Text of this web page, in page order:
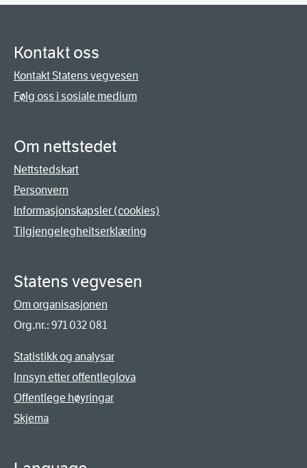
Kontakt oss
Kontakt Statens vegvesen
Følg oss i sosiale medium
Om nettstedet
Nettstedskart
Personvern
Informasjonskapsler (cookies)
Tilgjengelegheitserklæring
Statens vegvesen
Om organisasjonen
Org.nr.: 971 032 081
Statistikk og analysar
Innsyn etter offentleglova
Offentlege høyringar
Skjema